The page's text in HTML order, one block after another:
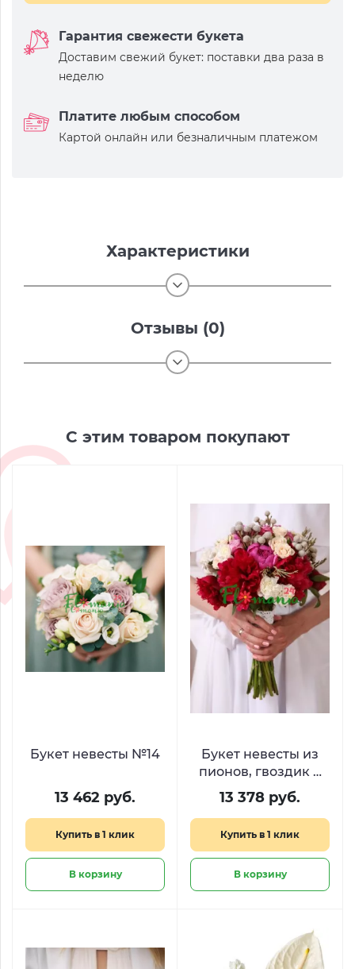
Гарантия свежести букета
Доставим свежий букет: поставки два раза в
неделю
Платите любым способом
Картой онлайн или безналичным платежом
Характеристики
Отзывы (0)
С этим товаром покупают
Букет невесты №14
13 462 руб.
Купить в 1 клик
В корзину
Букет невесты из
пионов, гвоздик и
роз №19
13 378 руб.
Купить в 1 клик
В корзину